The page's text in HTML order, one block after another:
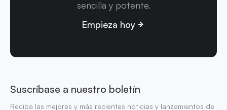
sencilla y potente.
Empieza hoy
Suscríbase a nuestro boletín
Reciba las mejores y más recientes noticias y lanzamientos de